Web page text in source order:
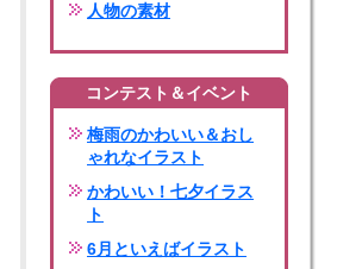
人物の素材
コンテスト＆イベント
梅雨のかわいい＆おし
ゃれなイラスト
かわいい！七夕イラス
ト
6月といえばイラスト